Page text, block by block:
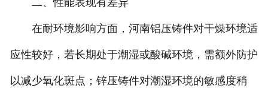
二、性能表现有差异
在耐环境影响方面，河南铝压铸件对干燥环境适
应性较好，若长期处于潮湿或酸碱环境，需额外防护
以减少氧化斑点；锌压铸件对潮湿环境的敏感度稍